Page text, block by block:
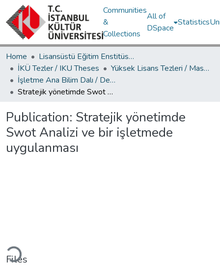
Communities
&
Collections
All of
DSpace
Statistics
Home
Lisansüstü Eğitim Enstitüsü / Postgraduate Education Institute
İKÜ Tezler / IKU Theses
Yüksek Lisans Tezleri / Master's Theses
İşletme Ana Bilim Dalı / Department of Business Administration
Stratejik yönetimde Swot Analizi ve bir işletmede uygulanması
Publication: Stratejik yönetimde
Swot Analizi ve bir işletmede
uygulanması
Loading...
Files